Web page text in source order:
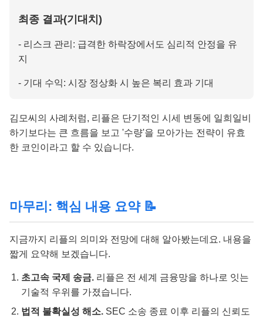
최종 결과(기대치)
- 리스크 관리: 급격한 하락장에서도 심리적 안정을 유
지
- 기대 수익: 시장 정상화 시 높은 복리 효과 기대
김모씨의 사례처럼, 리플은 단기적인 시세 변동에 일희일비
하기보다는 큰 흐름을 보고 '수량'을 모아가는 전략이 유효
한 코인이라고 할 수 있습니다.
마무리: 핵심 내용 요약 📝
지금까지 리플의 의미와 전망에 대해 알아봤는데요. 내용을
짧게 요약해 보겠습니다.
초고속 국제 송금. 리플은 전 세계 금융망을 하나로 잇는
기술적 우위를 가졌습니다.
법적 불확실성 해소. SEC 소송 종료 이후 리플의 신뢰도